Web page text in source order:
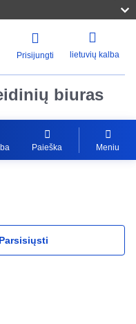
Prisijungti lietuvių kalba
biuras
Paieška Meniu
Portlet
Parsisiųsti